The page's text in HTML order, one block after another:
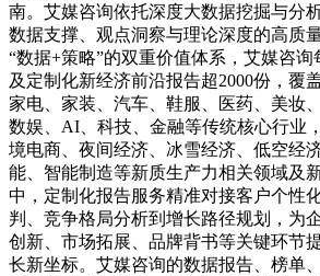
南。艾媒咨询依托深度大数据挖掘与分
数据支撑、观点洞察与理论深度的高质
“数据+策略”的双重价值体系，艾媒咨
及定制化新经济前沿报告超2000份，覆
家电、家装、汽车、鞋服、医药、美妆
数娱、AI、科技、金融等传统核心行业
境电商、夜间经济、冰雪经济、低空经
能、智能制造等新质生产力相关领域及
中，定制化报告服务精准对接客户个性
判、竞争格局分析到增长路径规划，为
创新、市场拓展、品牌背书等关键环节
长新坐标。艾媒咨询的数据报告、榜单